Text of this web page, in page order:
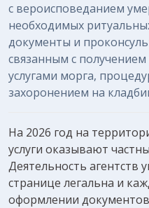
с вероисповеданием
необходимых
документы и
связанным с
услугами морга,
захоронением на
На 2026 год на
услуги оказывают
Деятельность агентств
странице легальна и
оформлении